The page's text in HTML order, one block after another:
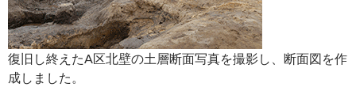
復旧し終えたA区北壁の土層断面写真を撮影し、断面図を作
成しました。